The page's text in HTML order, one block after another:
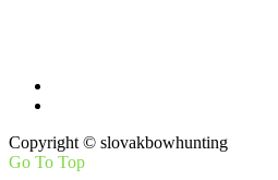
Copyright © slovakbowhunting
Go To Top